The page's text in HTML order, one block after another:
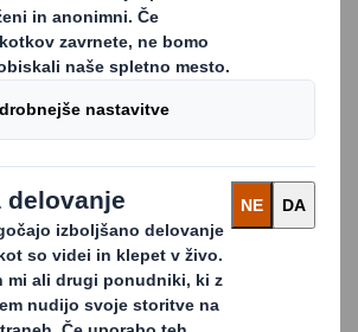
lahko nadalje podpiramo
izzivih na področju krožnega
se, da se naše stranke pri
soočajo s številnimi izzivi,
uporabe plastike in
Fundacija Ellen MacArthur jim
tudi virtualne delavnice.